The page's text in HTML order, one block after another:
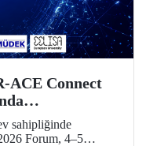
ACE Connect
sahipliğinde
Forum, 4–5